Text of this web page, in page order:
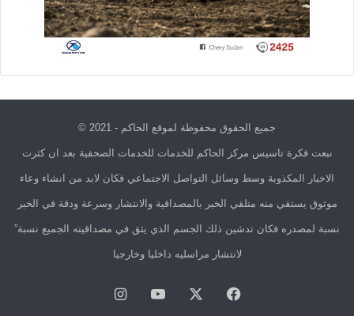
جميع الحقوق محفوظة لموقع الحاكم - 2021 ©
نبعت فكرة تاسيس مركز الحاكم للخدمات للخدمات الصحفية بعد ان كثرت
الاخبار المكذوبة وسط وسائل التواصل الاجتماعي فكان لابد من انشاء وعاء
موثوق يستقي منه متلقي الخبر بالمصداقية والانتشار وسرعة ودقة في الخبر
نسبة لمصدره فكان تدشين ذلك الجسم الذي يثق في مصداقيته الجميع نسبة”
لانتشار مراسليه داخليا وخارجيا
فيسبوك يوتيوبانستقرام